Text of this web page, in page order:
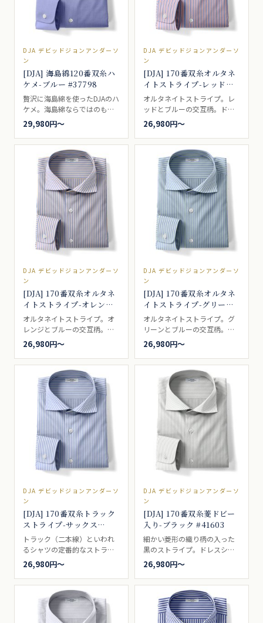
DJA デビッドジョンアンダーソ
ン
[DJA] 海島綿120番双糸ハ
ケメ-ブルー #37798
贅沢に海島綿を使ったDJAのハ
ケメ。海島綿ならではのもっ
ちり感を、上等な織機で丹念
に仕上げた一枚です。ドレス
シャツ向き。
29,980円〜
DJA デビッドジョンアンダーソ
ン
[DJA] 170番双糸オルタネ
イトストライプ-レッド×
ブルー #41608
オルタネイトストライプ。レ
ッドとブルーの交互柄。ドレ
スシャツ向き。
26,980円〜
DJA デビッドジョンアンダーソ
ン
[DJA] 170番双糸オルタネ
イトストライプ-オレンジ
×ブルー #41607
オルタネイトストライプ。オ
レンジとブルーの交互柄。ド
レスシャツ向き。
26,980円〜
DJA デビッドジョンアンダーソ
ン
[DJA] 170番双糸オルタネ
イトストライプ-グリーン
×ブルー #41606
オルタネイトストライプ。グ
リーンとブルーの交互柄。ド
レスシャツ向き。
26,980円〜
DJA デビッドジョンアンダーソ
ン
[DJA] 170番双糸トラック
ストライプ-サックス
#41604
トラック（二本線）といわれ
るシャツの定番的なストライ
プ。淡いブルードレスシャツ
向き。
26,980円〜
DJA デビッドジョンアンダーソ
ン
[DJA] 170番双糸菱ドビー
入り-ブラック #41603
細かい菱形の織り柄の入った
黒のストライプ。ドレスシャ
ツ向き。
26,980円〜